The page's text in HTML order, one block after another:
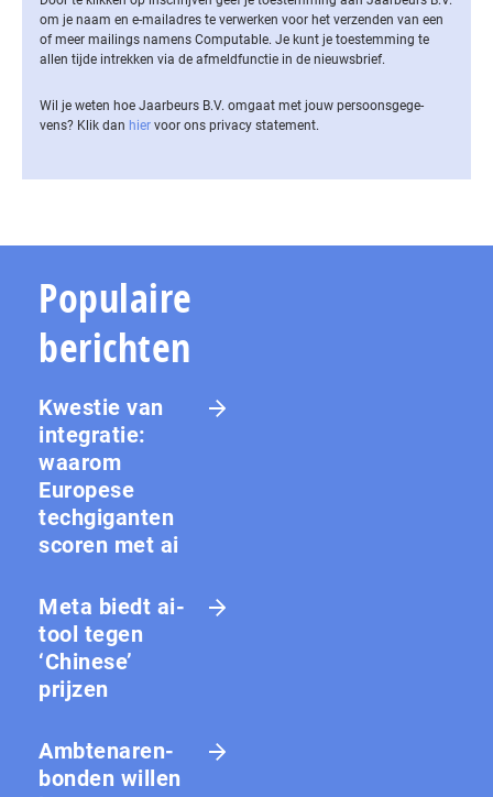
om je naam en e-mailadres te verwerken voor het verzenden van een
of meer mailings namens Computable. Je kunt je toestemming te
allen tijde intrekken via de af­meld­func­tie in de nieuwsbrief.
Wil je weten hoe Jaarbeurs B.V. omgaat met jouw per­soons­ge­ge­
vens? Klik dan hier voor ons privacy statement.
Populaire
berichten
Kwestie van
integratie:
waarom
Europese
techgiganten
scoren met ai
Meta biedt ai-
tool tegen
‘Chinese’
prijzen
Amb­te­na­ren­
bon­den willen